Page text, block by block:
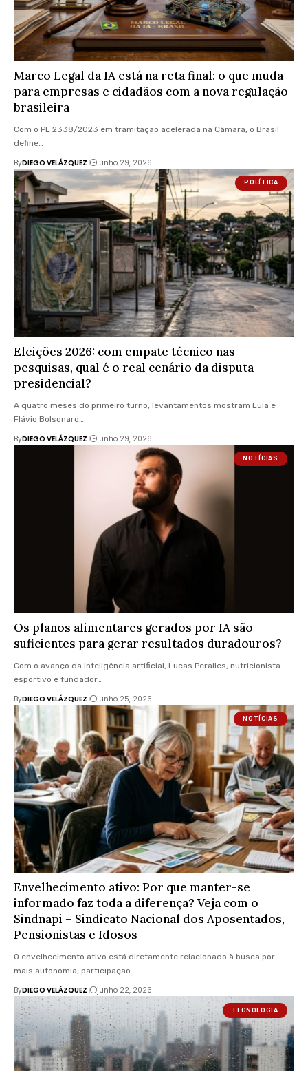
Marco Legal da IA está na reta final: o que muda
para empresas e cidadãos com a nova regulação
brasileira
Com o PL 2338/2023 em tramitação acelerada na Câmara, o Brasil
define…
ByDIEGO VELÁZQUEZ junho 29, 2026
POLÍTICA
Eleições 2026: com empate técnico nas
pesquisas, qual é o real cenário da disputa
presidencial?
A quatro meses do primeiro turno, levantamentos mostram Lula e
Flávio Bolsonaro…
ByDIEGO VELÁZQUEZ junho 29, 2026
NOTÍCIAS
Os planos alimentares gerados por IA são
suficientes para gerar resultados duradouros?
Com o avanço da inteligência artificial, Lucas Peralles, nutricionista
esportivo e fundador…
ByDIEGO VELÁZQUEZ junho 25, 2026
NOTÍCIAS
Envelhecimento ativo: Por que manter-se
informado faz toda a diferença? Veja com o
Sindnapi – Sindicato Nacional dos Aposentados,
Pensionistas e Idosos
O envelhecimento ativo está diretamente relacionado à busca por
mais autonomia, participação…
ByDIEGO VELÁZQUEZ junho 22, 2026
TECNOLOGIA